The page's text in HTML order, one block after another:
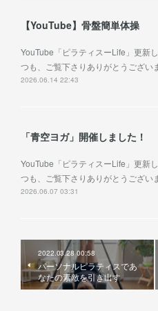
【YouTube】骨盤簡単体操
YouTube「ピラティスーLife」更新
つも、ご覧下さりありがとうござい
2026.06.14 22:43
「青空ヨガ」開催しました！
YouTube「ピラティスーLife」更新
つも、ご覧下さりありがとうござい
2026.06.07 03:31
2022.03.28 00:58
パーソナルピラティスであ
なたの素敵を引き出す